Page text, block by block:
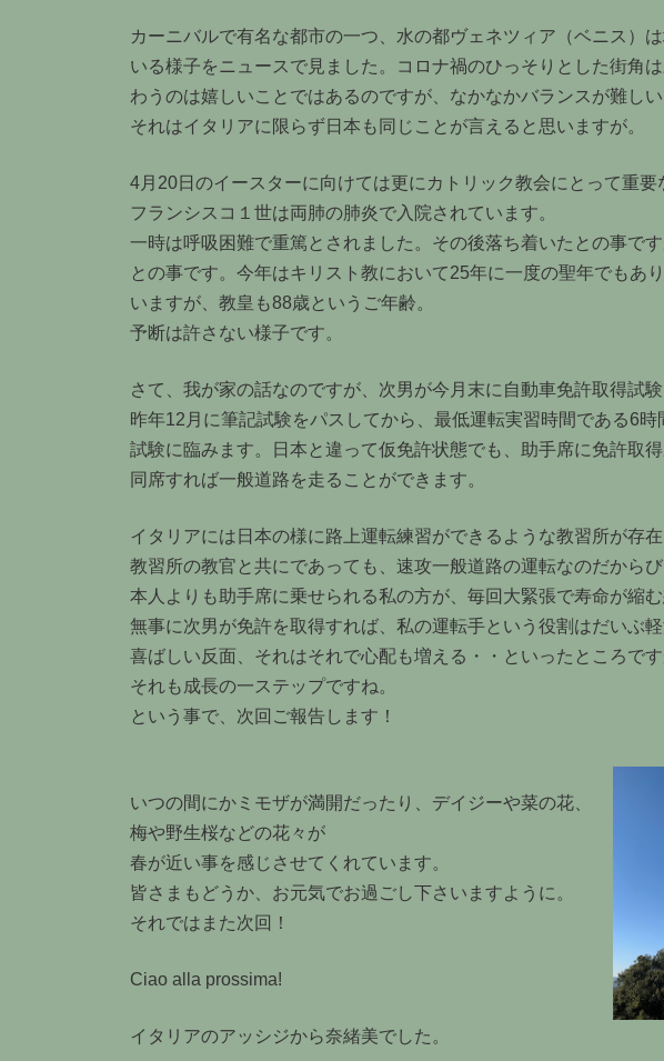
カーニバルで有名な都市の一つ、水の都ヴェネツィア（ベニス）
いる様子をニュースで見ました。コロナ禍のひっそりとした街角
わうのは嬉しいことではあるのですが、なかなかバランスが難しい
それはイタリアに限らず日本も同じことが言えると思いますが。
4月20日のイースターに向けては更にカトリック教会にとって重
フランシスコ１世は両肺の肺炎で入院されています。
一時は呼吸困難で重篤とされました。その後落ち着いたとの事で
との事です。今年はキリスト教において25年に一度の聖年でもあ
いますが、教皇も88歳というご年齢。
予断は許さない様子です。
さて、我が家の話なのですが、次男が今月末に自動車免許取得試験
昨年12月に筆記試験をパスしてから、最低運転実習時間である6時
試験に臨みます。日本と違って仮免許状態でも、助手席に免許取
同席すれば一般道路を走ることができます。
イタリアには日本の様に路上運転練習ができるような教習所が存在
教習所の教官と共にであっても、速攻一般道路の運転なのだからび
本人よりも助手席に乗せられる私の方が、毎回大緊張で寿命が縮む
無事に次男が免許を取得すれば、私の運転手という役割はだいぶ
喜ばしい反面、それはそれで心配も増える・・といったところです
それも成長の一ステップですね。
という事で、次回ご報告します！
いつの間にかミモザが満開だったり、デイジーや菜の花、
梅や野生桜などの花々が
春が近い事を感じさせてくれています。
皆さまもどうか、お元気でお過ごし下さいますように。
それではまた次回！
Ciao alla prossima!
イタリアのアッシジから奈緒美でした。